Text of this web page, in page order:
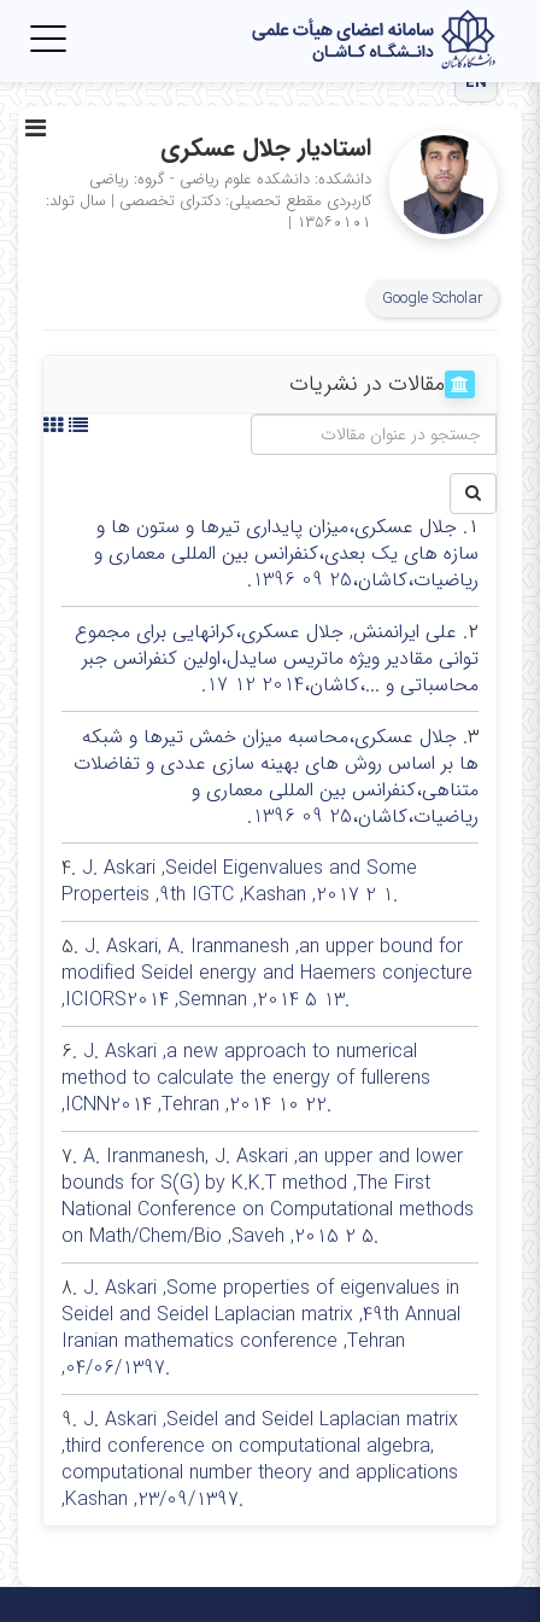
EN
استادیار جلال عسکری
دانشکده: دانشکده علوم ریاضی - گروه: ریاضی
کاربردی مقطع تحصیلی: دکترای تخصصی | سال تولد:
۱۳۵۶۰۱۰۱ |
Google Scholar
مقالات در نشریات
۱. جلال عسکری،میزان پایداری تیرها و ستون ها و
سازه های یک بعدی،کنفرانس بین المللی معماری و
ریاضیات،کاشان،25 09 1396.
۲. علی ایرانمنش, جلال عسکری،کرانهایی برای مجموع
توانی مقادیر ویژه ماتریس سایدل،اولین کنفرانس جبر
محاسباتی و ...،کاشان،2014 12 17.
۳. جلال عسکری،محاسبه میزان خمش تیرها و شبکه
ها بر اساس روش های بهینه سازی عددی و تفاضلات
متناهی،کنفرانس بین المللی معماری و
ریاضیات،کاشان،25 09 1396.
4. J. Askari ,Seidel Eigenvalues and Some
Properteis ,9th IGTC ,Kashan ,2017 2 1.
5. J. Askari, A. Iranmanesh ,an upper bound for
modified Seidel energy and Haemers conjecture
,ICIORS2014 ,Semnan ,2014 5 13.
6. J. Askari ,a new approach to numerical
method to calculate the energy of fullerens
,ICNN2014 ,Tehran ,2014 10 22.
7. A. Iranmanesh, J. Askari ,an upper and lower
bounds for S(G) by K.K.T method ,The First
National Conference on Computational methods
on Math/Chem/Bio ,Saveh ,2015 2 5.
8. J. Askari ,Some properties of eigenvalues in
Seidel and Seidel Laplacian matrix ,49th Annual
Iranian mathematics conference ,Tehran
,04/06/1397.
9. J. Askari ,Seidel and Seidel Laplacian matrix
,third conference on computational algebra,
computational number theory and applications
,Kashan ,23/09/1397.